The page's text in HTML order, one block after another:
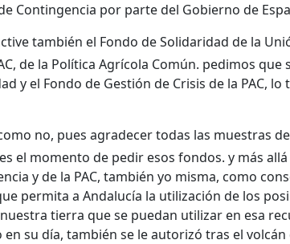
Contingencia por parte del Gobierno de
también el Fondo de Solidaridad de la
de la Política Agrícola Común. pedimos que
y el Fondo de Gestión de Crisis de la PAC,
no, pues agradecer todas las muestras
el momento de pedir esos fondos. y más
y de la PAC, también yo misma, como
permita a Andalucía la utilización de los
tierra que se puedan utilizar en esa
su día, también se le autorizó tras el volcán